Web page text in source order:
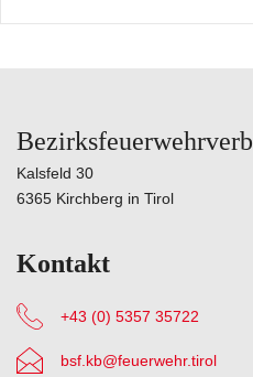
Kalsfeld 30
6365 Kirchberg in Tirol
Kontakt
+43 (0) 5357 35722
bsf.kb@feuerwehr.tirol